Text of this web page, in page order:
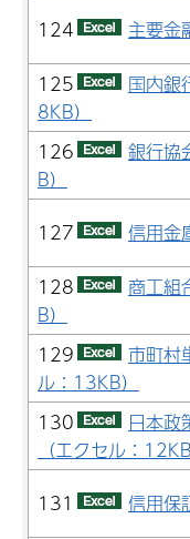
124
主要金
125
国内銀
8KB）
126
銀行協
B）
127
信用金
128
商工組
B）
129
市町村
ル：13KB）
130
日本政
（エクセル：12KB
131
信用保